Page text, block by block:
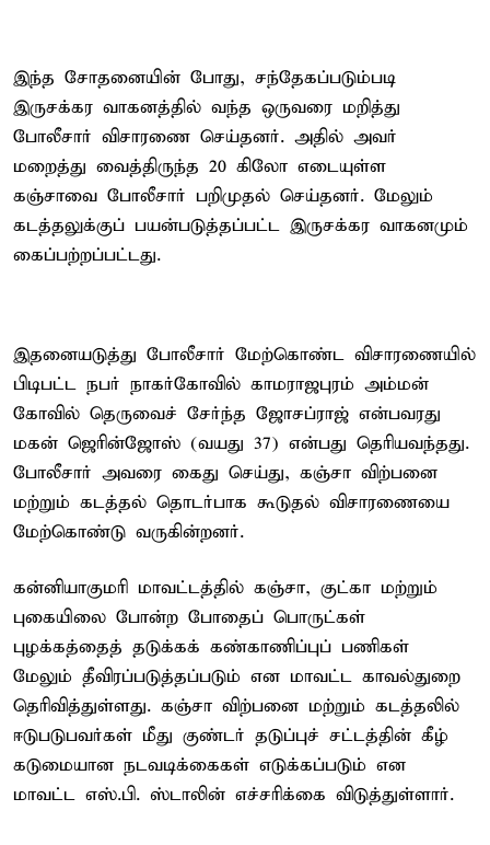
இந்த சோதனையின் போது, சந்தேகப்படும்படி
இருசக்கர வாகனத்தில் வந்த ஒருவரை மறித்து
போலீசார் விசாரணை செய்தனர். அதில் அவர்
மறைத்து வைத்திருந்த 20 கிலோ எடையுள்ள
கஞ்சாவை போலீசார் பறிமுதல் செய்தனர். மேலும்
கடத்தலுக்குப் பயன்படுத்தப்பட்ட இருசக்கர வாகனமும்
கைப்பற்றப்பட்டது.
இதனையடுத்து போலீசார் மேற்கொண்ட விசாரணையில்
பிடிபட்ட நபர் நாகர்கோவில் காமராஜபுரம் அம்மன்
கோவில் தெருவைச் சேர்ந்த ஜோசப்ராஜ் என்பவரது
மகன் ஜெரின்ஜோஸ் (வயது 37) என்பது தெரியவந்தது.
போலீசார் அவரை கைது செய்து, கஞ்சா விற்பனை
மற்றும் கடத்தல் தொடர்பாக கூடுதல் விசாரணையை
மேற்கொண்டு வருகின்றனர்.
கன்னியாகுமரி மாவட்டத்தில் கஞ்சா, குட்கா மற்றும்
புகையிலை போன்ற போதைப் பொருட்கள்
புழக்கத்தைத் தடுக்கக் கண்காணிப்புப் பணிகள்
மேலும் தீவிரப்படுத்தப்படும் என மாவட்ட காவல்துறை
தெரிவித்துள்ளது. கஞ்சா விற்பனை மற்றும் கடத்தலில்
ஈடுபடுபவர்கள் மீது குண்டர் தடுப்புச் சட்டத்தின் கீழ்
கடுமையான நடவடிக்கைகள் எடுக்கப்படும் என
மாவட்ட எஸ்.பி. ஸ்டாலின் எச்சரிக்கை விடுத்துள்ளார்.